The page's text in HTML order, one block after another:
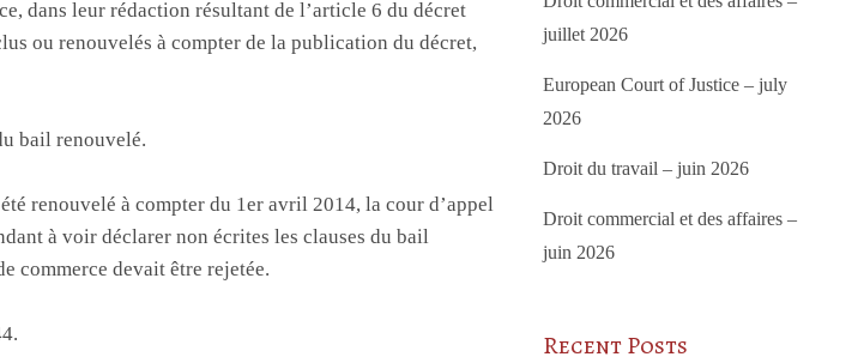
dans leur rédaction résultant de l’article 6 du décret
ou renouvelés à compter de la publication du décret,
bail renouvelé.
renouvelé à compter du 1er avril 2014, la cour d’appel
à voir déclarer non écrites les clauses du bail
commerce devait être rejetée.
juillet 2026
European Court of Justice – july
2026
Droit du travail – juin 2026
Droit commercial et des affaires –
juin 2026
Recent Posts